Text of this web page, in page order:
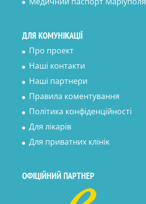
ДЛЯ КОМУНІКАЦІЇ
Про проект
Наші контакти
Наші партнери
Правила коментування
Політика конфіденційності
Для лікарів
Для приватних клінік
ОФІЦІЙНИЙ ПАРТНЕР